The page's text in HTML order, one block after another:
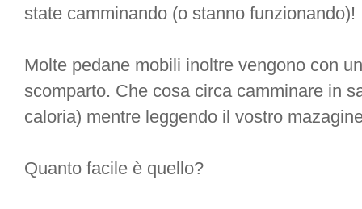
state camminando (o stanno funzionando)!
Molte pedane mobili inoltre vengono con
scomparto. Che cosa circa camminare in
caloria) mentre leggendo il vostro
Quanto facile è quello?